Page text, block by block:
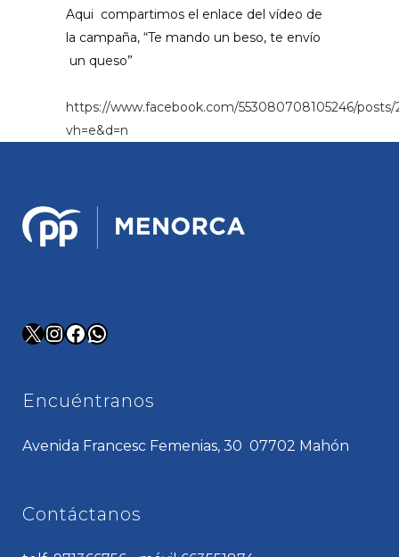
Aqui compartimos el enlace del vídeo de
la campaña, “Te mando un beso, te envío
un queso”
https://www.facebook.com/553080708105246/posts/
vh=e&d=n
X Instagram
Facebook
WhatsApp
Encuéntranos
Avenida Francesc Femenias, 30 07702 Mahón
Contáctanos